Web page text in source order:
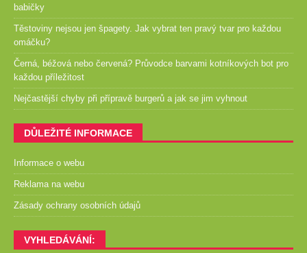
babičky
Těstoviny nejsou jen špagety. Jak vybrat ten pravý tvar pro každou
omáčku?
Černá, béžová nebo červená? Průvodce barvami kotníkových bot pro
každou příležitost
Nejčastější chyby při přípravě burgerů a jak se jim vyhnout
DŮLEŽITÉ INFORMACE
Informace o webu
Reklama na webu
Zásady ochrany osobních údajů
VYHLEDÁVÁNÍ: